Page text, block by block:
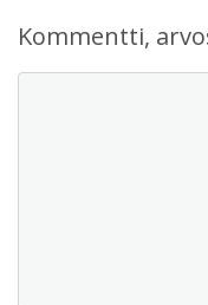
Kommentti,